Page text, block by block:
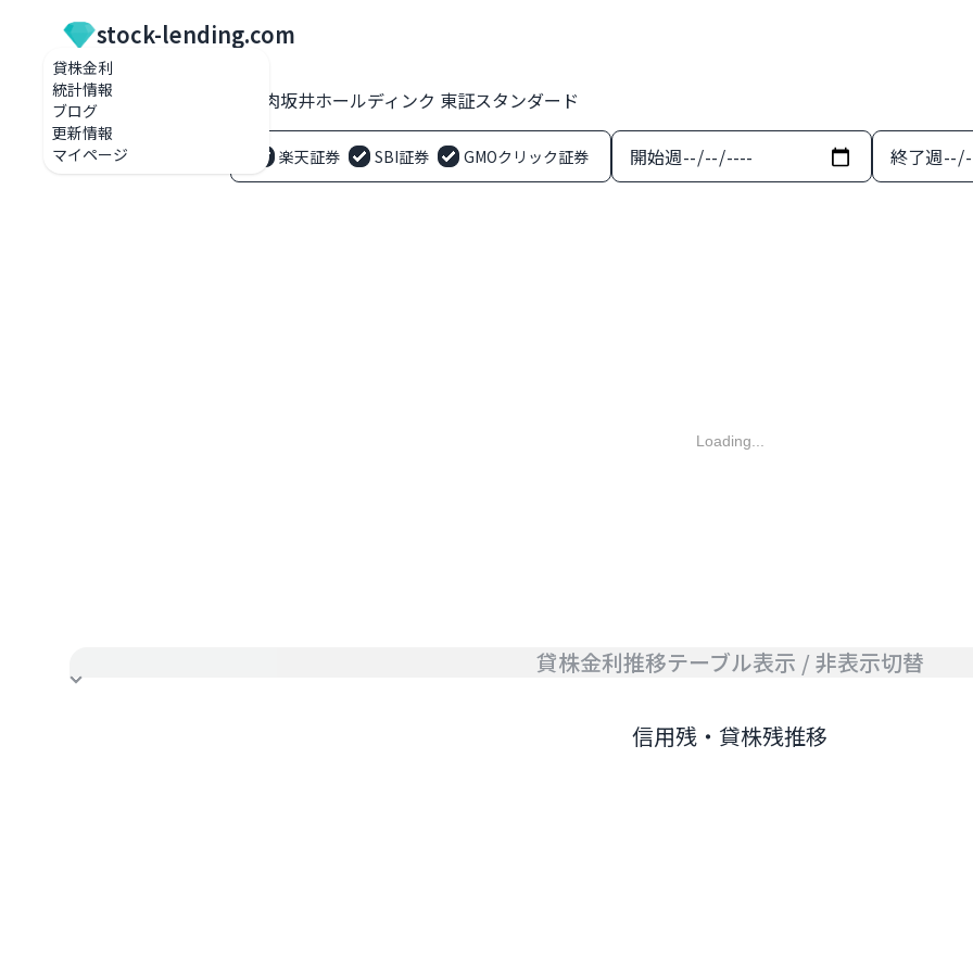
貸株金利
統計情報
ブログ
更新情報
マイページ
stock-lending.com
貸株金利一覧 2694 焼肉坂井ホールディンク 東証スタンダード
楽天証券 SBI証券 GMOクリック証券 開始週 終了週
Loading...
貸株金利推移テーブル表示 / 非表示切替
信用残・貸株残推移